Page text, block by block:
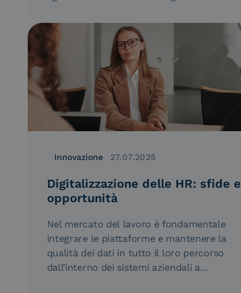
Innovazione 27.07.2025
Digitalizzazione delle HR: sfide e
opportunità
Nel mercato del lavoro è fondamentale
integrare le piattaforme e mantenere la
qualità dei dati in tutto il loro percorso
dall’interno dei sistemi aziendali a…